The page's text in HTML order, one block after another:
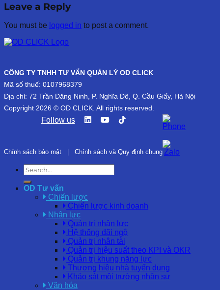
Leave a Reply
You must be logged in to post a comment.
CÔNG TY TNHH TƯ VẤN QUẢN LÝ OD CLICK
Mã số thuế: 0107968379
Địa chỉ: 72 Trần Đăng Ninh, P. Nghĩa Đô, Q. Cầu Giấy, Hà Nội
Copyright 2026 © OD CLICK. All rights reserved.
Follow us
Chính sách bảo mật Chính sách và Quy định chung
OD Tư vấn
Chiến lược
Chiến lược kinh doanh
Nhân lực
Quản trị nhân lực
Hệ thống đãi ngộ
Quản trị nhân tài
Quản trị hiệu suất theo KPI và OKR
Quản trị khung năng lực
Thương hiệu nhà tuyển dụng
Khảo sát môi trường nhân sự
Văn hóa